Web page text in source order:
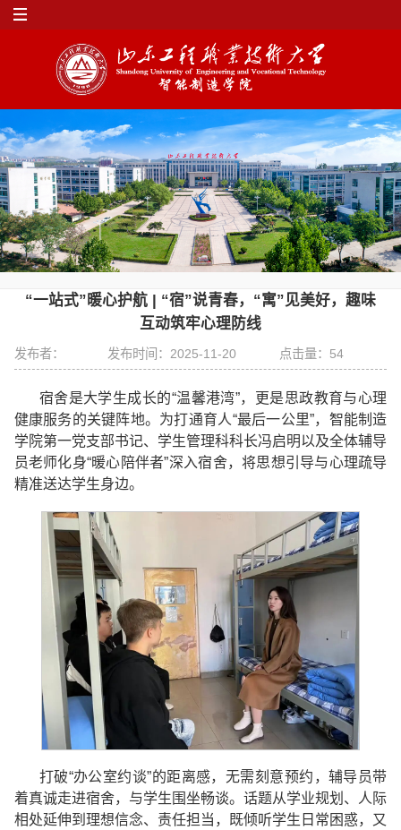
“一站式”暖心护航 | “宿”说青春，“寓”见美好，趣味
互动筑牢心理防线
发布者： 发布时间：2025-11-20 点击量： 54
宿舍是大学生成长的“温馨港湾”，更是思政教育与心理
健康服务的关键阵地。为打通育人“最后一公里”，智能制造
学院第一党支部书记、学生管理科科长冯启明以及全体辅导
员老师化身“暖心陪伴者”深入宿舍，将思想引导与心理疏导
精准送达学生身边。
打破“办公室约谈”的距离感，无需刻意预约，辅导员带
着真诚走进宿舍，与学生围坐畅谈。话题从学业规划、人际
相处延伸到理想信念、责任担当，既倾听学生日常困惑，又